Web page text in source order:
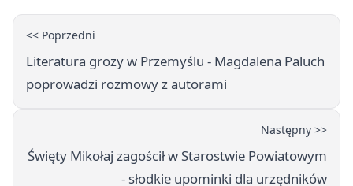
<< Poprzedni
Literatura grozy w Przemyślu - Magdalena Paluch
poprowadzi rozmowy z autorami
Następny >>
Święty Mikołaj zagościł w Starostwie Powiatowym
- słodkie upominki dla urzędników